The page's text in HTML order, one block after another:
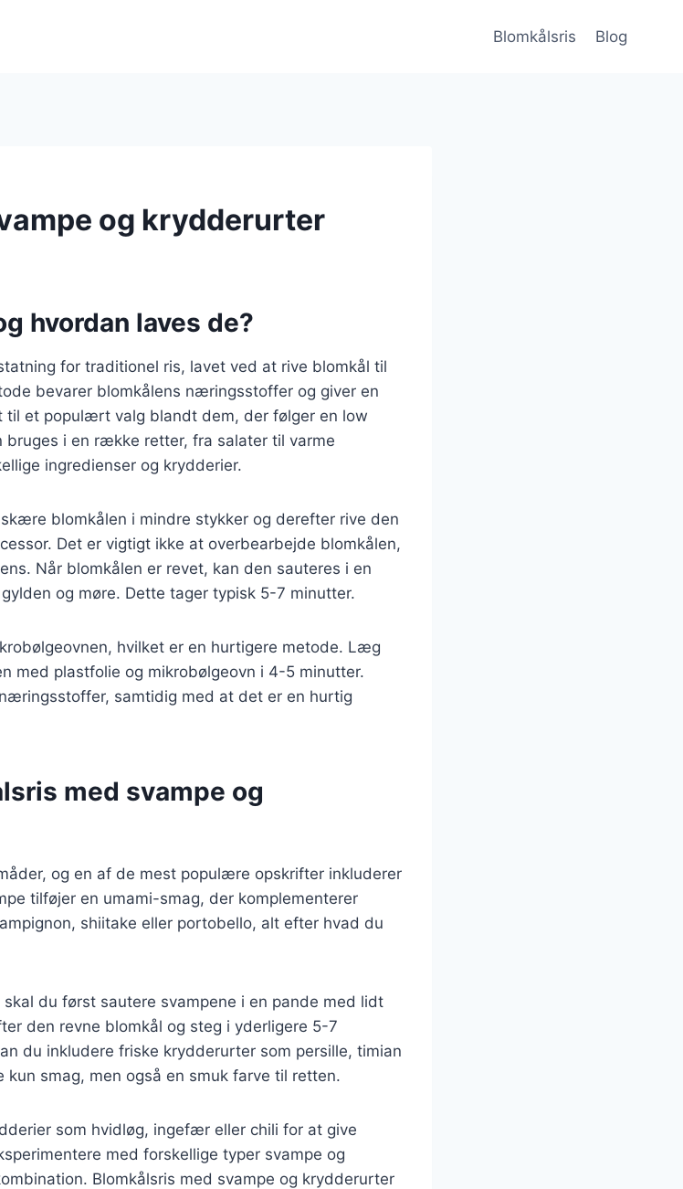
Blomkålsris Blog
og krydderurter
hvordan laves de?
for traditionel ris, lavet ved at rive blomkål til
bevarer blomkålens næringsstoffer og giver en
til et populært valg blandt dem, der følger en low
i en række retter, fra salater til varme
ingredienser og krydderier.
blomkålen i mindre stykker og derefter rive den
Det er vigtigt ikke at overbearbejde blomkålen,
Når blomkålen er revet, kan den sauteres i en
og møre. Dette tager typisk 5-7 minutter.
hvilket er en hurtigere metode. Læg
med plastfolie og mikrobølgeovn i 4-5 minutter.
samtidig med at det er en hurtig
med svampe og
og en af de mest populære opskrifter inkluderer
tilføjer en umami-smag, der komplementerer
shiitake eller portobello, alt efter hvad du
du først sautere svampene i en pande med lidt
den revne blomkål og steg i yderligere 5-7
du inkludere friske krydderurter som persille, timian
kun smag, men også en smuk farve til retten.
som hvidløg, ingefær eller chili for at give
med forskellige typer svampe og
Blomkålsris med svampe og krydderurter